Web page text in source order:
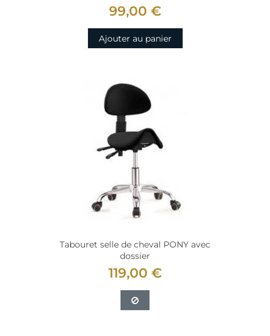
99,00 €
Ajouter au panier
Tabouret selle de cheval PONY avec
dossier
119,00 €